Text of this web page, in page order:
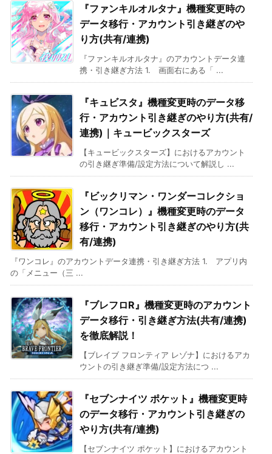
『ファンキルオルタナ』機種変更時の
データ移行・アカウント引き継ぎのや
り方(共有/連携)
『ファンキルオルタナ』のアカウントデータ連
携・引き継ぎ方法 1. 画面右にある「 ...
『キュビスタ』機種変更時のデータ移
行・アカウント引き継ぎのやり方(共有/
連携)｜キュービックスターズ
【キュービックスターズ】におけるアカウント
の引き継ぎ準備/設定方法について解説し ...
『ビックリマン・ワンダーコレクショ
ン（ワンコレ）』機種変更時のデータ
移行・アカウント引き継ぎのやり方(共
有/連携)
『ワンコレ』のアカウントデータ連携・引き継ぎ方法 1. アプリ内
の「メニュー（三 ...
『ブレフロR』機種変更時のアカウント
データ移行・引き継ぎ方法(共有/連携)
を徹底解説！
【ブレイブ フロンティア レゾナ】におけるアカ
ウントの引き継ぎ準備/設定方法につ ...
『セブンナイツ ポケット』機種変更時
のデータ移行・アカウント引き継ぎの
やり方(共有/連携)
【セブンナイツ ポケット】におけるアカウント